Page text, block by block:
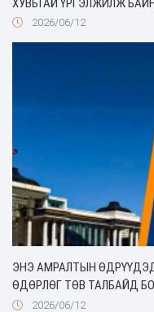
2026/06/12
ЭНЭ АМРАЛТЫН
ӨДӨРЛӨГ ТӨВ ТАЛБАЙД
2026/06/12